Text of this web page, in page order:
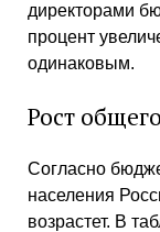
директорами
процент
одинаковым.
Рост
Согласно
населения
возрастет. В